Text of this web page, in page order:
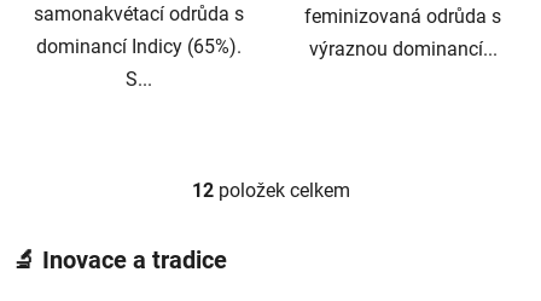
samonakvétací odrůda s
dominancí Indicy (65%).
S...
feminizovaná odrůda s
výraznou dominancí...
O
12položek celkem
🔬 Inovace a tradice